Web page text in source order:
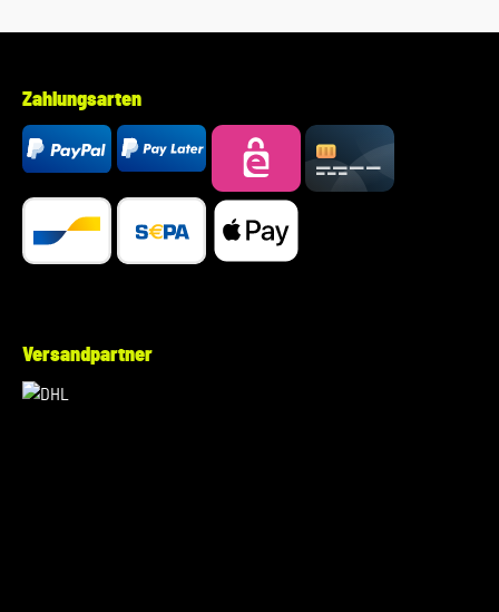
Zahlungsarten
Versandpartner